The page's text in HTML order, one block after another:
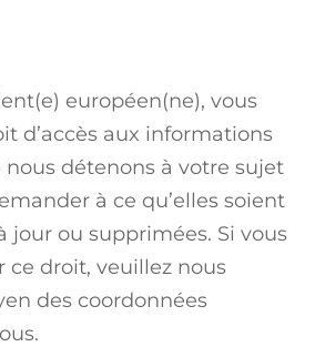
européen(ne), vous
d’accès aux informations
détenons à votre sujet
à ce qu’elles soient
jour ou supprimées. Si vous
ce droit, veuillez nous
des coordonnées